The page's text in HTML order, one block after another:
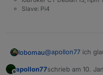
npm WARN optional
npm WARN notsup
added
packages
11 packages are
Slave: Pi4
lobomau@apollon77 ich
apollon77schrieb am 10.
zuletzt editiert von